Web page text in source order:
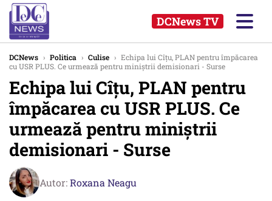
DCNews TV
DCNews › Politica › Culise › Echipa lui Cîțu, PLAN pentru împăcarea
cu USR PLUS. Ce urmează pentru miniștrii demisionari - Surse
Echipa lui Cîțu, PLAN pentru
împăcarea cu USR PLUS. Ce
urmează pentru miniștrii
demisionari - Surse
Autor:Roxana Neagu